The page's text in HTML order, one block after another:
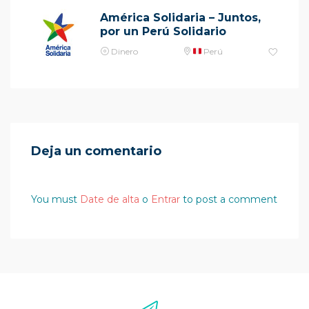
América Solidaria – Juntos,
por un Perú Solidario
Dinero Perú
Deja un comentario
You must Date de alta o Entrar to post a comment